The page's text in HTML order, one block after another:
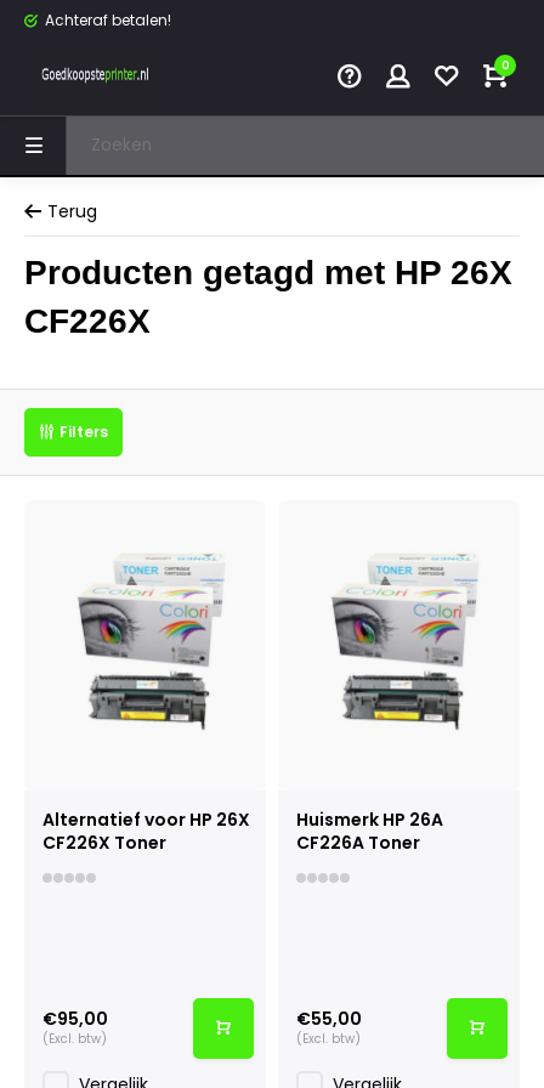
Achteraf betalen!
0
Terug
Producten getagd met HP 26X
CF226X
Filters
Alternatief voor HP 26X
CF226X Toner
€95,00
(Excl. btw)
Huismerk HP 26A
CF226A Toner
€55,00
(Excl. btw)